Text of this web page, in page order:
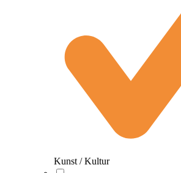
Kunst / Kultur